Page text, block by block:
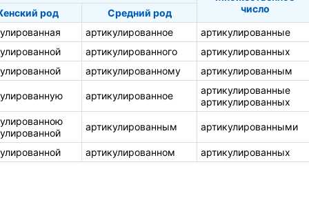
число
род
Средний род
артикулированное
артикулированные
артикулированного
артикулированных
артикулированному артикулированным
артикулированное
артикулированные
артикулированных
артикулированным артикулированными
артикулированном артикулированных